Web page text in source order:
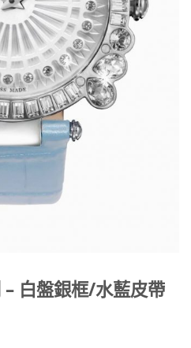
– 白盤銀框/水藍皮帶